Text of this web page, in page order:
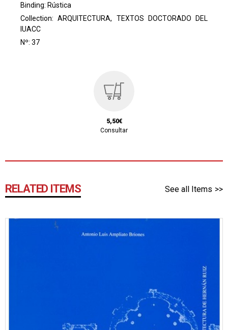
Binding: Rústica
Collection:ARQUITECTURA, TEXTOS DOCTORADO DEL
IUACC
Nº: 37
5,50€
Consultar
RELATED ITEMS See all Items